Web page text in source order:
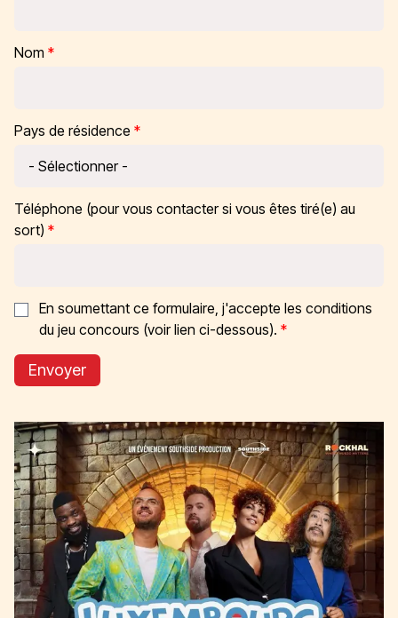
Nom
Pays de résidence
Téléphone (pour vous contacter si vous êtes tiré(e) au
sort)
En soumettant ce formulaire, j'accepte les conditions
du jeu concours (voir lien ci-dessous).
Envoyer